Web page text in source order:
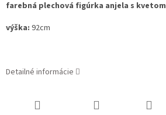
farebná plechová figúrka anjela s kvetom
výška: 92cm
Detailné informácie